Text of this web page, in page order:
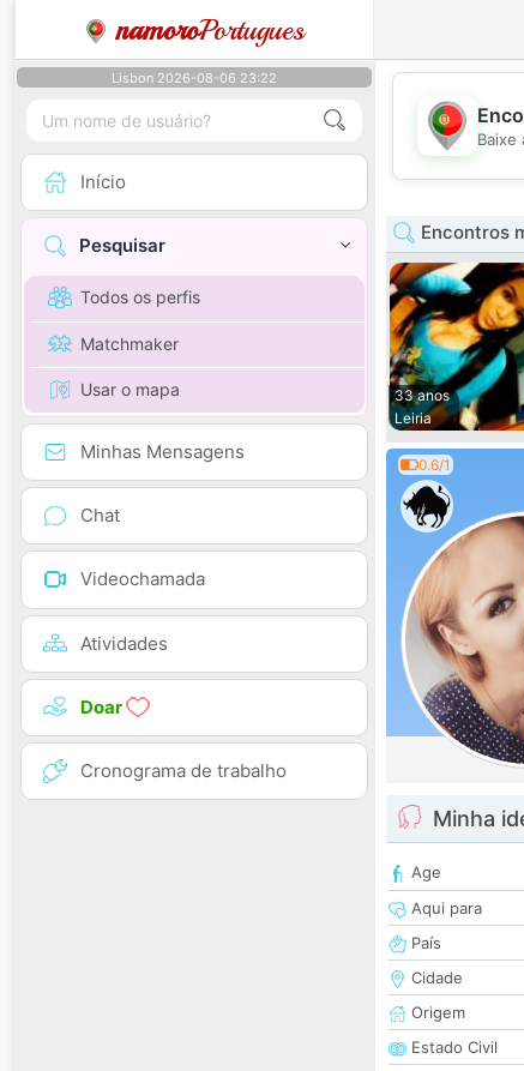
namoroPortugues
Lisbon 2026-08-06 23:22
Início
Pesquisar
Todos os perfis
Matchmaker
Usar o mapa
Minhas Mensagens
Chat
Videochamada
Atividades
Doar
Cronograma de trabalho
Baixe
Encontros
33 anos
Leiria
0.6/1
Minha
Age
Aqui para
País
Cidade
Origem
Estado Civil